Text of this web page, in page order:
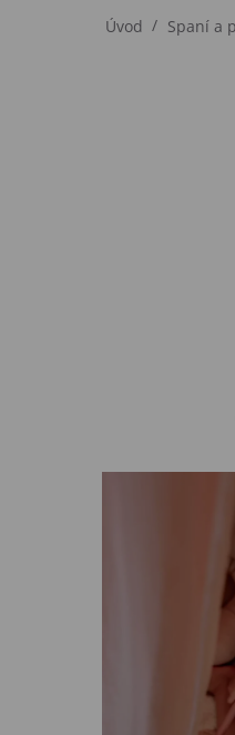
Úvod / Spaní a